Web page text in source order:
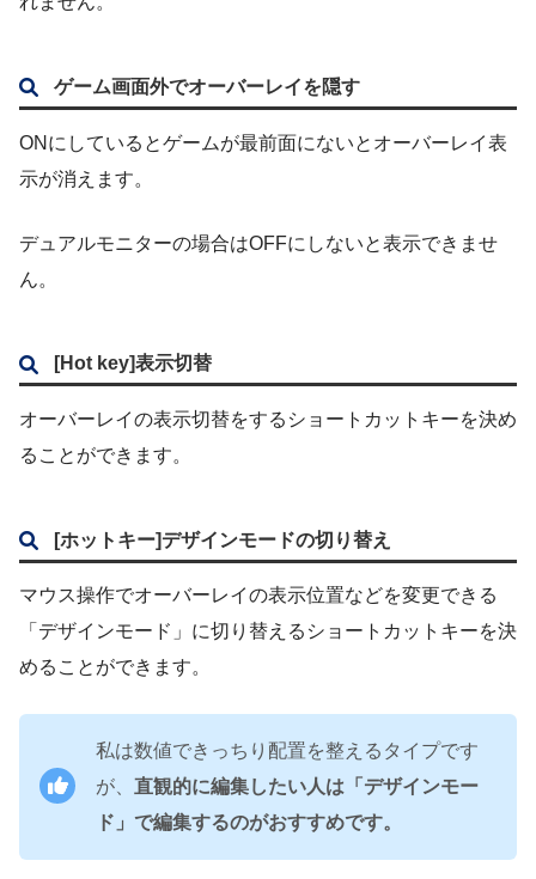
ゲーム画面外でオーバーレイを隠す
ONにしているとゲームが最前面にないとオーバーレイ表
示が消えます。
デュアルモニターの場合はOFFにしないと表示できませ
ん。
[Hot key]表示切替
オーバーレイの表示切替をするショートカットキーを決め
ることができます。
[ホットキー]デザインモードの切り替え
マウス操作でオーバーレイの表示位置などを変更できる
「デザインモード」に切り替えるショートカットキーを決
めることができます。
私は数値できっちり配置を整えるタイプです
が、 直観的に編集したい人は「デザインモー
ド」で編集するのがおすすめです。